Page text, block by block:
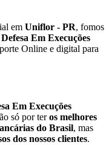
em Uniflor - PR, fomos
Em Execuções
Online e digital para
Em Execuções
só por teros melhores
do Brasil, mas
dos nossos clientes.